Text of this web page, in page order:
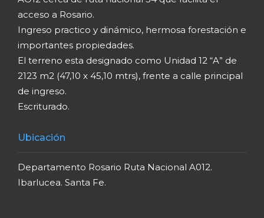
acceso a Rosario.
Ingreso practico y dinámico, hermosa forestación e
importantes propiedades.
El terreno esta designado como Unidad 12 “A” de
2123 m2 (47,10 x 45,10 mtrs), frente a calle principal
de ingreso.
Escriturado.
Ubicación
Departamento Rosario Ruta Nacional A012.
Ibarlucea. Santa Fe.